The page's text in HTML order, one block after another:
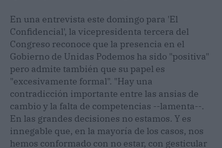
En una entrevista este domingo para 'El
Confidencial', la vicepresidenta tercera del
Congreso reconoce que la presencia en el
Gobierno de Unidas Podemos ha sido "positiva"
pero admite también que su papel es
"excesivamente formal". "Hay una
contradicción importante entre las ansias de
cambio y la falta de competencias --lamenta--.
En las grandes decisiones no estamos. Y es
innegable que, en la mayoría de los casos, nos
hemos conformado con no estar, con gesticular